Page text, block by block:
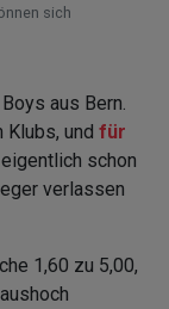
sich
aus Bern.
und für
schon
verlassen
1,60 zu 5,00,